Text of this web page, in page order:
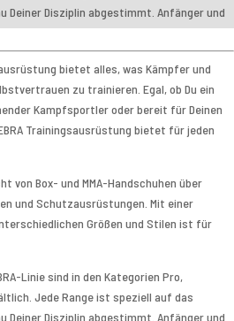
bietet alles, was Kämpfer und
zu trainieren. Egal, ob Du ein
Kampfsportler oder bereit für Deinen
Trainingsausrüstung bietet für jeden
von Box- und MMA-Handschuhen über
und Schutzausrüstungen. Mit einer
Größen und Stilen ist für
Linie sind in den Kategorien Pro,
Jede Range ist speziell auf das
Deiner Disziplin abgestimmt. Anfänger und
Deiner Disziplin abgestimmt. Anfänger und
Linie eine gute und erschwingliche
Niveau können sich mit den zusätzlichen
Linie verbessern, und Profi- und
Pro-Linie für die Kampfnacht bestens
auch trainierst, ZEBRA hilft Dir, mit
für andere Zwecke kann zu
uns im Zweifel gerne an.